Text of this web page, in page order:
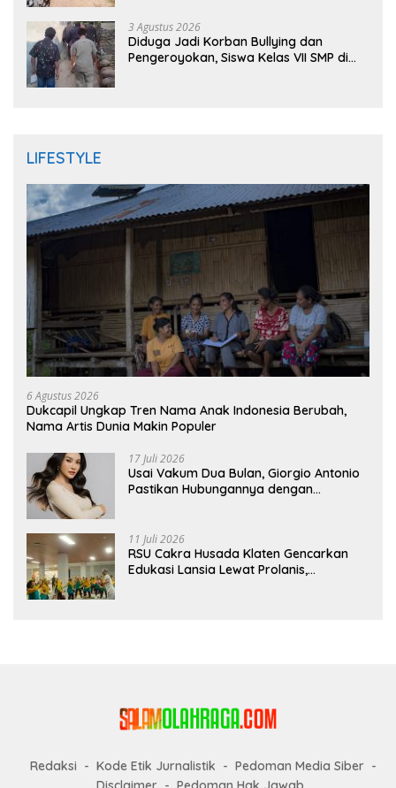
3 Agustus 2026
Diduga Jadi Korban Bullying dan
Pengeroyokan, Siswa Kelas VII SMP di
LIFESTYLE
6 Agustus 2026
Dukcapil Ungkap Tren Nama Anak Indonesia Berubah,
Nama Artis Dunia Makin Populer
17 Juli 2026
Usai Vakum Dua Bulan, Giorgio Antonio
Pastikan Hubungannya dengan
11 Juli 2026
RSU Cakra Husada Klaten Gencarkan
Edukasi Lansia Lewat Prolanis,
Redaksi Kode Etik Jurnalistik
Pedoman Media Siber